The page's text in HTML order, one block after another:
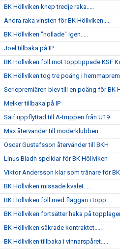
BK Höllviken knep tredje raka.....
Andra raka vinsten för BK Höllviken.....
BK Höllviken "nollade" igen.....
Joel tillbaka på IP
BK Höllviken föll mot topptippade KSF
BK Höllviken tog tre poäng i
Seriepremiären blev till en poäng för BK
Melker tillbaka på IP
Saif uppflyttad till A-truppen från U19
Max återvänder till moderklubben
Oscar Gustafsson återvänder till BKH
Linus Bladh spelklar för BK Höllviken
Viktor Andersson klar som tränare för
BK Höllviken missade kvalet.....
BK Höllviken föll med flaggan i topp.....
BK Höllviken fortsätter haka på
BK Höllviken säkrade kontraktet.....
BK Höllviken tillbaka i vinnarspåret.....